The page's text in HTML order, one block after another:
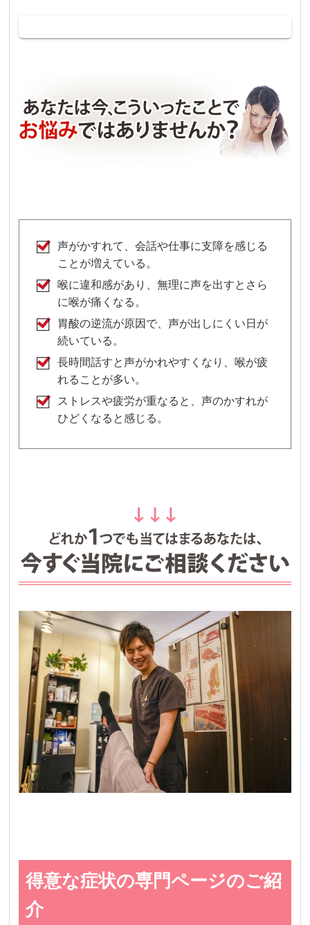
声がかすれて、会話や仕事に支障を感じる
ことが増えている。
喉に違和感があり、無理に声を出すとさら
に喉が痛くなる。
胃酸の逆流が原因で、声が出しにくい日が
続いている。
長時間話すと声がかれやすくなり、喉が疲
れることが多い。
ストレスや疲労が重なると、声のかすれが
ひどくなると感じる。
得意な症状の専門ページのご紹
介